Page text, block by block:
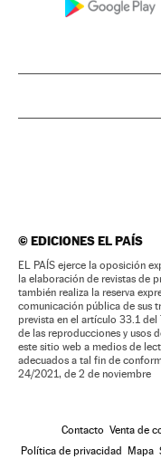
©EDICIONES EL PAÍS
EL PAÍS ejerce la oposición
la elaboración de revistas de
también realiza la reserva
comunicación pública de sus
prevista en el artículo 33.1 del
de las reproducciones y usos
este sitio web a medios de
adecuados a tal fin de
24/2021, de 2 de noviembre
Contacto Venta de
Política de privacidad Mapa